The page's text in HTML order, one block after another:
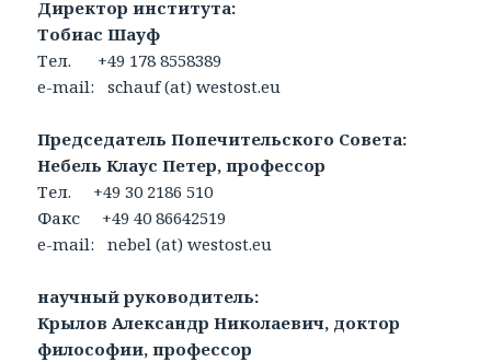
Директор института:
Тобиас Шауф
Тел. +49 178 8558389
e-mail: schauf (at) westost.eu
Председатель Попечительского Совета:
Небель Клаус Петер, профессор
Тел. +49 30 2186 510
Факс +49 40 86642519
e-mail: nebel (at) westost.eu
научный руководитель:
Крылов Александр Николаевич, доктор
философии, профессор